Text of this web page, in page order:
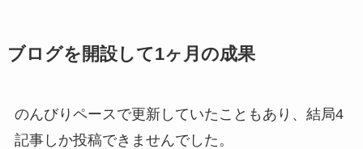
ブログを開設して1ヶ月の成果
のんびりペースで更新していたこともあり、結局4
記事しか投稿できませんでした。